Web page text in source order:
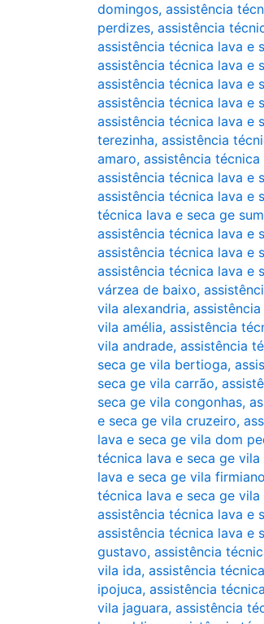
domingos, assistência
perdizes, assistência
assistência técnica lava e
assistência técnica lava e
assistência técnica lava e
assistência técnica lava e
assistência técnica lava e
terezinha, assistência
amaro, assistência
assistência técnica lava e
assistência técnica lava e
técnica lava e seca ge
assistência técnica lava e
assistência técnica lava e
assistência técnica lava e
várzea de baixo,
vila alexandria,
vila amélia, assistência
vila andrade, assistência
seca ge vila bertioga,
seca ge vila carrão,
seca ge vila congonhas,
e seca ge vila cruzeiro,
lava e seca ge vila dom
técnica lava e seca ge vila
lava e seca ge vila
técnica lava e seca ge
assistência técnica lava e
assistência técnica lava e
gustavo, assistência
vila ida, assistência
ipojuca, assistência
vila jaguara, assistência